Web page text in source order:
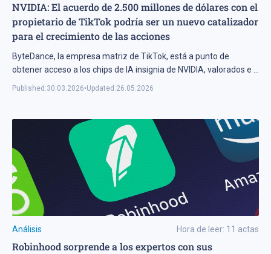
NVIDIA: El acuerdo de 2.500 millones de dólares con el
propietario de TikTok podría ser un nuevo catalizador
para el crecimiento de las acciones
ByteDance, la empresa matriz de TikTok, está a punto de
obtener acceso a los chips de IA insignia de NVIDIA, valorados e ...
Published:30.03.2026•Updated:26.05.2026
Análisis Hora de leer: 11 actas
Robinhood sorprende a los expertos con sus